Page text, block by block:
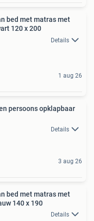
bed met matras met
120 x 200
Details
1 aug 26
persoons opklapbaar
Details
3 aug 26
bed met matras met
140 x 190
Details